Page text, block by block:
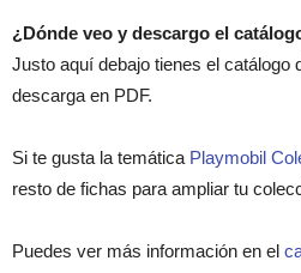
¿Dónde veo y descargo el
Justo aquí debajo tienes el catálogo
descarga en PDF.
Si te gusta la temática Playmobil
resto de fichas para ampliar tu
Puedes ver más información en el